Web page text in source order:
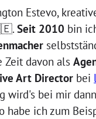
Estevo,
Seit 2010 bin
Zeit davon als
Art Director bei
wird's bei mir
habe ich zum